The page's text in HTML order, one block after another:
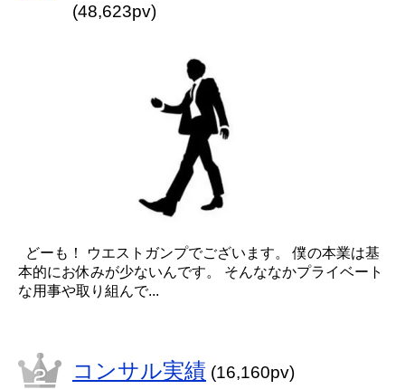
(48,623pv)
どーも！ ウエストガンプでございます。 僕の本業は基
本的にお休みが少ないんです。 そんななかプライベート
な用事や取り組んで...
コンサル実績 (16,160pv)